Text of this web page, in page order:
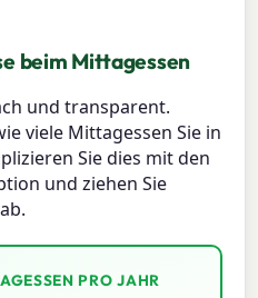
beim Mittagessen
und transparent.
viele Mittagessen Sie in
Sie dies mit den
und ziehen Sie
PRO JAHR